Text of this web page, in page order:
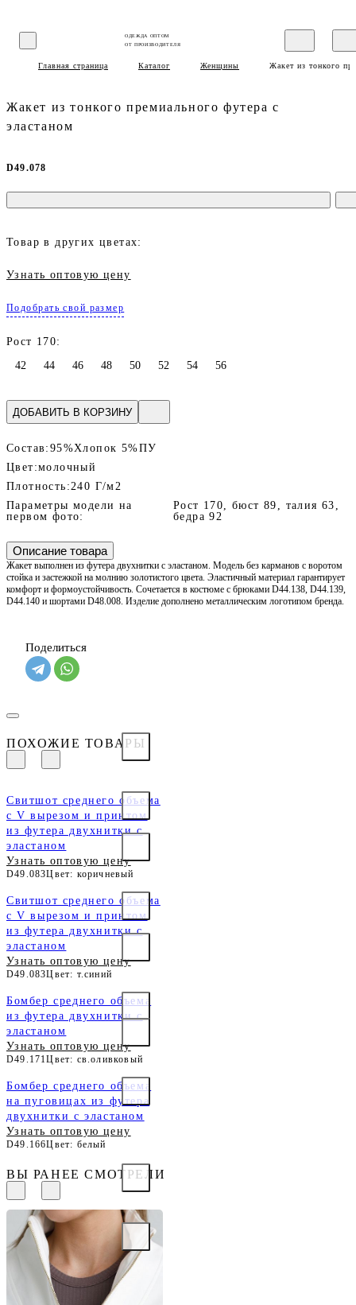
ОДЕЖДА ОПТОМ
ОТ ПРОИЗВОДИТЕЛЯ
Главная страница Каталог Женщины Жакет из тонкого
Жакет из тонкого премиального футера с
эластаном
D49.078
Товар в других цветах:
Узнать оптовую цену
Подобрать свой размер
Рост 170:
42
44 46 48 50 52 54 56
ДОБАВИТЬ В КОРЗИНУ
Состав: 95%Хлопок 5%ПУ
Цвет:молочный
Плотность:240 Г/м2
Параметры модели на
первом фото:
Рост 170, бюст 89, талия 63,
бедра 92
Описание товара
Жакет выполнен из футера двухнитки с эластаном. Модель без карманов с воротом
стойка и застежкой на молнию золотистого цвета. Эластичный материал гарантирует
комфорт и формоустойчивость. Сочетается в костюме с брюками D44.138, D44.139,
D44.140 и шортами D48.008. Изделие дополнено металлическим логотипом бренда.
Поделиться
ПОХОЖИЕ ТОВАРЫ
Свитшот среднего объема
с V вырезом и принтом
из футера двухнитки с
эластаном
Узнать оптовую цену
D49.083Цвет: коричневый
Свитшот среднего объема
с V вырезом и принтом
из футера двухнитки с
эластаном
Узнать оптовую цену
D49.083Цвет: т.синий
Бомбер среднего объема
из футера двухнитки с
эластаном
Узнать оптовую цену
D49.171Цвет: св.оливковый
Бомбер среднего объема
на пуговицах из футера
двухнитки с эластаном
Узнать оптовую цену
D49.166Цвет: белый
ВЫ РАНЕЕ СМОТРЕЛИ
Жакет из тонкого
премиального футера с
эластаном
Узнать оптовую цену
Цвет: молочный